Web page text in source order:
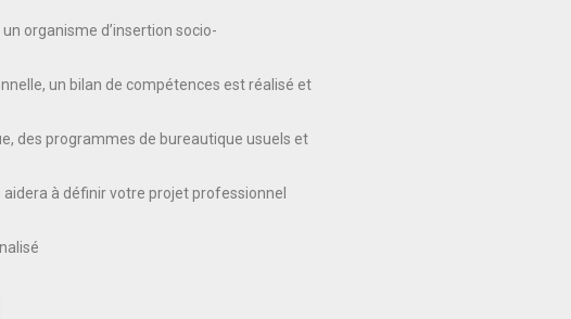
un organisme d’insertion socio-
un bilan de compétences est réalisé et
des programmes de bureautique usuels et
à définir votre projet professionnel